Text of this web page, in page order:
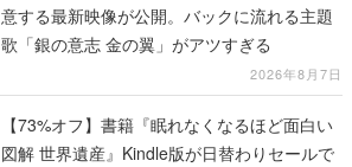
意する最新映像が公開。バックに流れる主題
歌「銀の意志 金の翼」がアツすぎる
2026年8月7日
【73%オフ】書籍『眠れなくなるほど面白い
図解 世界遺産』Kindle版が日替わりセールで